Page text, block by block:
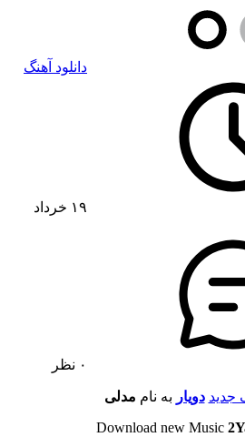
دانلود آهنگ
۱۹ خرداد
جدید دویار به نام مدلی
Download new Music